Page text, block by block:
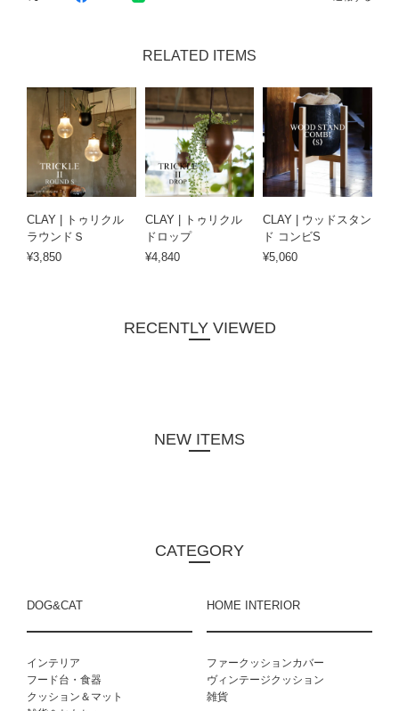
RELATED ITEMS
CLAY | トゥリクル
ラウンドＳ
¥3,850
CLAY | トゥリクル
ドロップ
¥4,840
CLAY | ウッドスタン
ド コンビS
¥5,060
RECENTLY VIEWED
NEW ITEMS
CATEGORY
DOG&CAT
インテリア
フード台・食器
クッション＆マット
HOME INTERIOR
ファークッションカバー
ヴィンテージクッション
雑貨